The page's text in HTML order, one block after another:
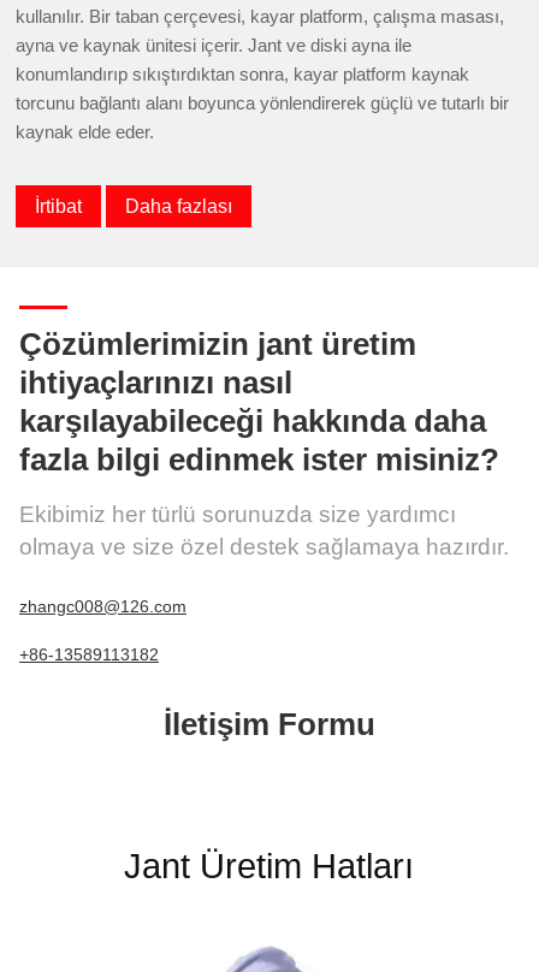
kullanılır. Bir taban çerçevesi, kayar platform, çalışma masası,
ayna ve kaynak ünitesi içerir. Jant ve diski ayna ile
konumlandırıp sıkıştırdıktan sonra, kayar platform kaynak
torcunu bağlantı alanı boyunca yönlendirerek güçlü ve tutarlı bir
kaynak elde eder.
İrtibat Daha fazlası
Çözümlerimizin jant üretim
ihtiyaçlarınızı nasıl
karşılayabileceği hakkında daha
fazla bilgi edinmek ister misiniz?
Ekibimiz her türlü sorunuzda size yardımcı
olmaya ve size özel destek sağlamaya hazırdır.
zhangc008@126.com
+86-13589113182
İletişim Formu
Jant Üretim Hatları